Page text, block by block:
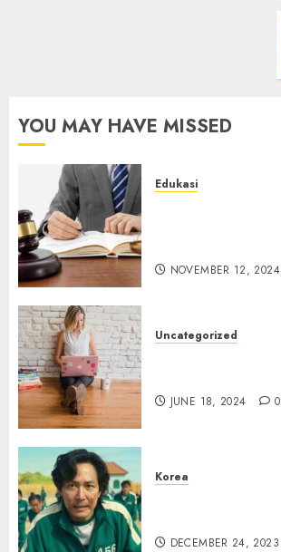
YOU MAY HAVE MISSED
Edukasi
NOVEMBER 12, 2024
Uncategorized
JUNE 18, 2024 0
Korea
DECEMBER 24, 2023